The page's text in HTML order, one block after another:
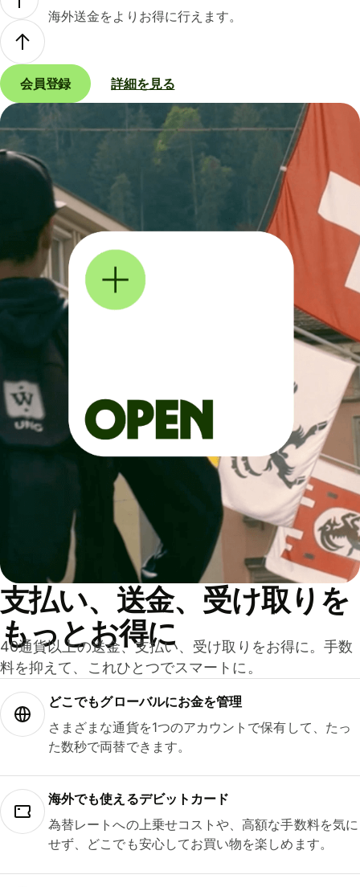
海外送金をよりお得に行えます。
会員登録 詳細を見る
支払い、送金、受け取りを
もっとお得に
40通貨以上の送金、支払い、受け取りをお得に。手数
料を抑えて、これひとつでスマートに。
どこでもグ⁠ロ⁠ー⁠バ⁠ルにお金を管理
さまざまな通貨を1つのアカウントで保有して、たっ
た数秒で両替できます。
海外でも使えるデビットカード
為替レートへの上乗せコストや、高額な手数料を気に
せず、どこでも安心してお買い物を楽しめます。